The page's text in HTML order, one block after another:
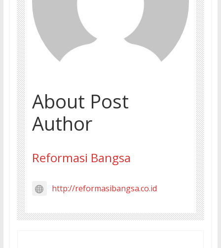
About Post
Author
Reformasi Bangsa
http://reformasibangsa.co.id